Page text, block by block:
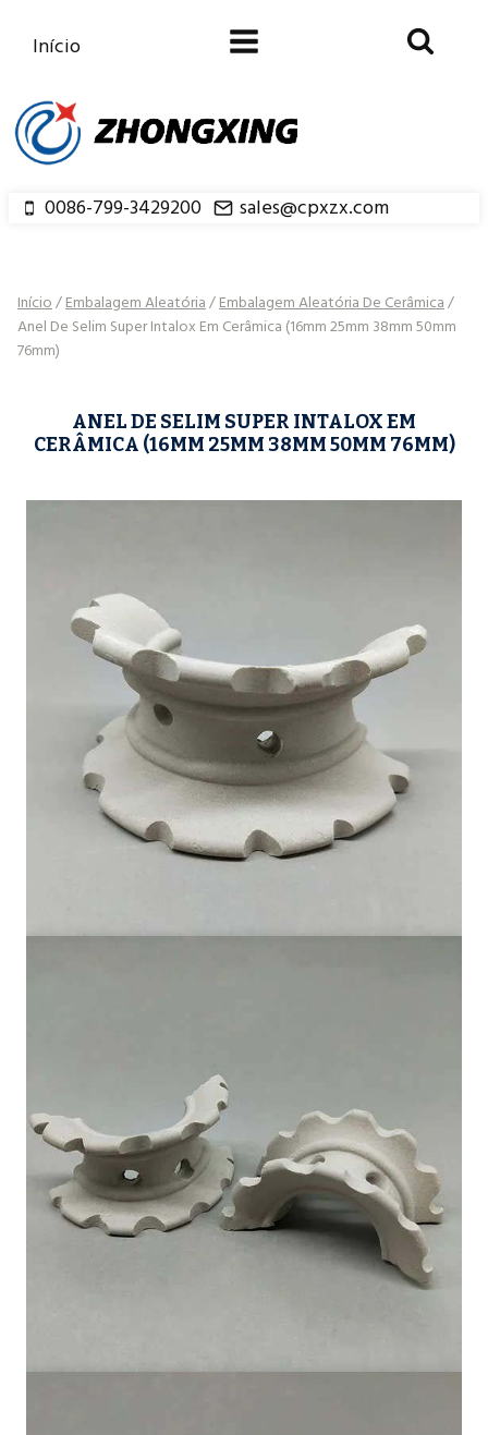
para
conteúdo
Início
0086-799-3429200 sales@cpxzx.com
Início/Embalagem Aleatória/Embalagem Aleatória De Cerâmica/
Anel De Selim Super Intalox Em Cerâmica (16mm 25mm 38mm 50mm
76mm)
ANEL DE SELIM SUPER INTALOX EM
CERÂMICA (16MM 25MM 38MM 50MM 76MM)